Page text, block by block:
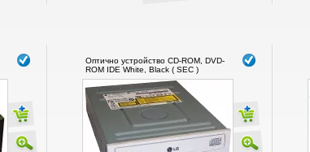
Оптично устройство CD-ROM, DVD-
ROM IDE White, Black ( SEC )